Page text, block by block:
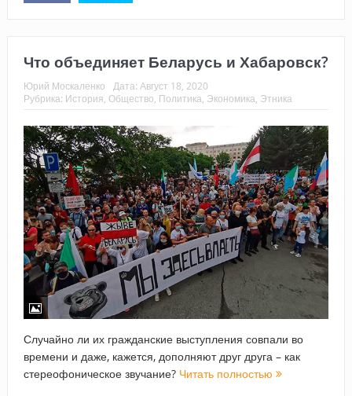
Что объединяет Беларусь и Хабаровск?
Юрий Москаленко Дата: Август 18, 2020
Рубрика: История, Общество, Политика, Экономика, Этника
Случайно ли их гражданские выступления совпали во
времени и даже, кажется, дополняют друг друга – как
стереофоническое звучание? Читать полностью